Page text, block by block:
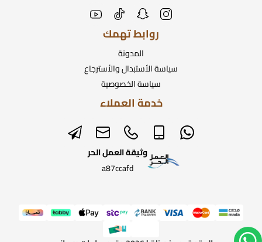
روابط تهمك
المدونة
سياسة الأستبدال والأسترجاع
سياسة الخصوصية
خدمة العملاء
وثيقة العمل الحر
a87ccafd